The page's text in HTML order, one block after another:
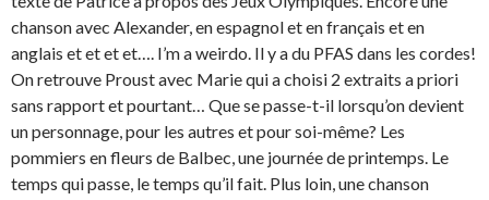
chanson avec Alexander, en espagnol et en français et en
anglais et et et et…. I’m a weirdo. Il y a du PFAS dans les cordes!
On retrouve Proust avec Marie qui a choisi 2 extraits a priori
sans rapport et pourtant… Que se passe-t-il lorsqu’on devient
un personnage, pour les autres et pour soi-même? Les
pommiers en fleurs de Balbec, une journée de printemps. Le
temps qui passe, le temps qu’il fait. Plus loin, une chanson